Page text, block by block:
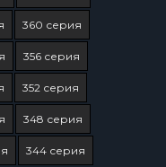
360 серия
356 серия
352 серия
348 серия
344 серия